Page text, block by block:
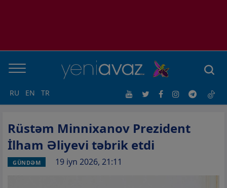
RU EN TR
Rüstəm Minnixanov Prezident
İlham Əliyevi təbrik etdi
GÜNDƏM 19 iyn 2026, 21:11